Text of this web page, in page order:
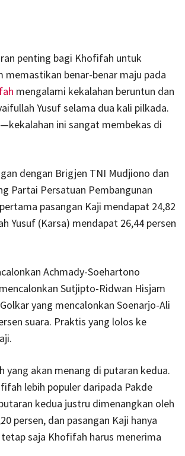
penting bagi Khofifah untuk
memastikan benar-benar maju pada
mengalami kekalahan beruntun dan
Yusuf selama dua kali pilkada.
ini sangat membekas di
dengan Brigjen TNI Mudjiono dan
Partai Persatuan Pembangunan
pasangan Kaji mendapat 24,82
Yusuf (Karsa) mendapat 26,44 persen
Achmady-Soehartono
Sutjipto-Ridwan Hisjam
yang mencalonkan Soenarjo-Ali
suara. Praktis yang lolos ke
yang akan menang di putaran kedua.
lebih populer daripada Pakde
kedua justru dimenangkan oleh
persen, dan pasangan Kaji hanya
saja Khofifah harus menerima